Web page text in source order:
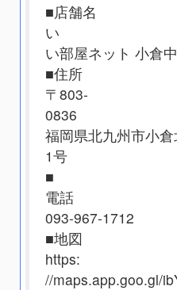
■店舗名
い
い部屋ネット 小倉
■住所
〒803-
0836
福岡県北九州市小
1号
■
電話
093-967-1712
■地図
https:
//maps.app.goo.gl/